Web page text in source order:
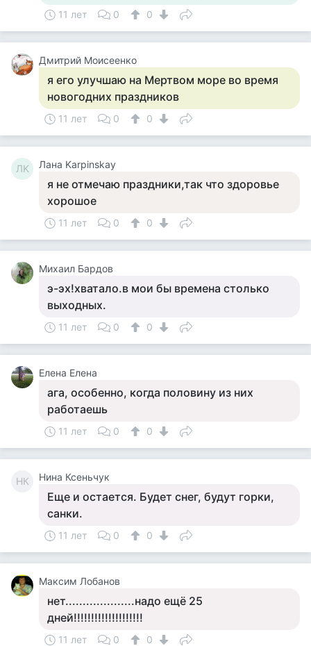
11 лет 0 0
Дмитрий Моисеенко
я его улучшаю на Мертвом море во время
новогодних праздников
11 лет 0 0
ЛK Лана Karpinskay
я не отмечаю праздники,так что здоровье
хорошое
11 лет 0 0
Михаил Бардов
э-эх!хватало.в мои бы времена столько
выходных.
11 лет 0 0
Елена Елена
ага, особенно, когда половину из них
работаешь
11 лет 0 0
НК Нина Ксеньчук
Еще и остается. Будет снег, будут горки,
санки.
11 лет 0 0
Максим Лобанов
нет....................надо ещё 25
дней!!!!!!!!!!!!!!!!!!!!
11 лет 0 0